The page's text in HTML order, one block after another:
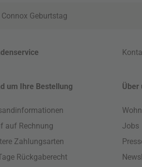
Connox Geburtstag
um Ihre Bestellung
auf Rechnung
Zahlungsarten
Rückgaberecht
Über
Jobs